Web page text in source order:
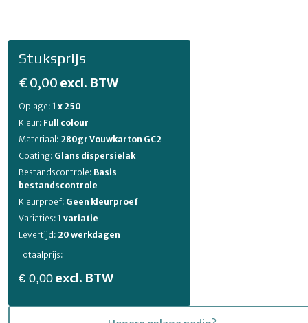
Stuksprijs
€ 0,00 excl. BTW
Oplage: 1 x 250
Kleur: Full colour
Materiaal: 280gr Vouwkarton GC2
Coating: Glans dispersielak
Bestandscontrole: Basis
bestandscontrole
Kleurproef: Geen kleurproef
Variaties: 1 variatie
Levertijd: 20 werkdagen
Totaalprijs:
€ 0,00 excl. BTW